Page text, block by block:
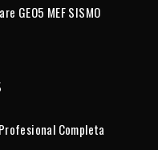
GEO5 MEF SISMO
Completa